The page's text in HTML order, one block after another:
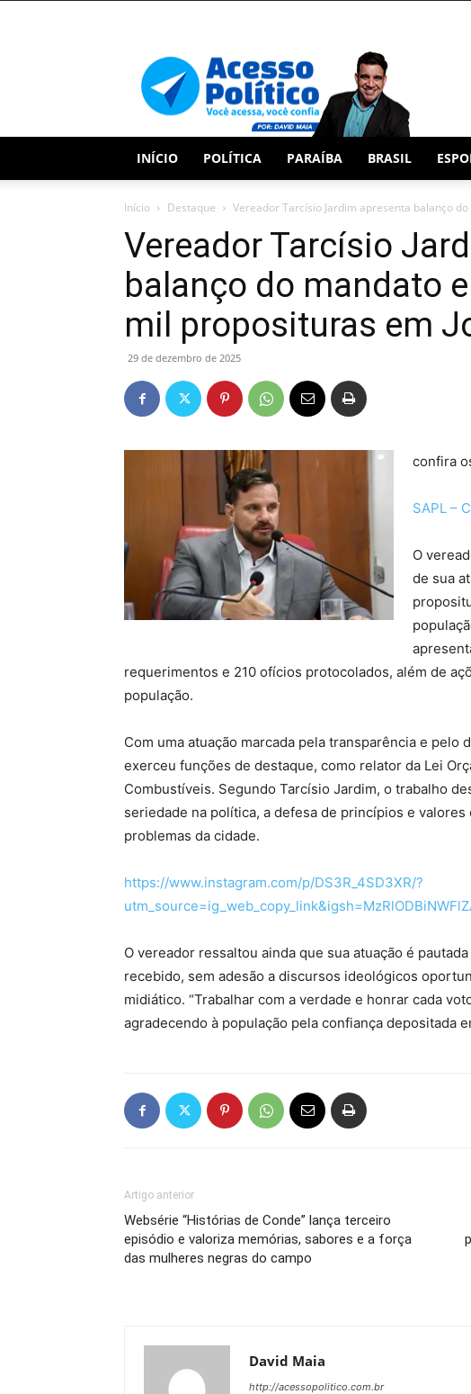
INÍCIO POLÍTICA PARAÍBA BRASIL
Início Destaque Vereador Tarcísio Jardim apresenta balanço
Vereador Tarcísio
balanço do mandato
mil proposituras em
29 de dezembro de 2025
confira
SAPL –
O
de sua
requerimentos e 210 ofícios protocolados, além de
população.
Com uma atuação marcada pela transparência e
exerceu funções de destaque, como relator da Lei
Combustíveis. Segundo Tarcísio Jardim, o trabalho
seriedade na política, a defesa de princípios e
problemas da cidade.
https://www.instagram.com/p/DS3R_4SD3XR/?
O vereador ressaltou ainda que sua atuação é
recebido, sem adesão a discursos ideológicos
midiático. “Trabalhar com a verdade e honrar cada
agradecendo à população pela confiança depositada
Artigo anterior
Websérie “Histórias de Conde” lança terceiro
episódio e valoriza memórias, sabores e a força
das mulheres negras do campo
David Maia
http://acessopolitico.com.br